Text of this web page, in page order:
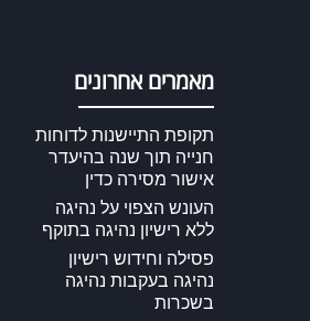
מאמרים אחרונים
תקופת התיישנות לדוחות
חנייה תוך שנה בהיעדר
אישור מסירה כדין
העונש הצפוי על נהיגה
ללא רישיון נהיגה בתוקף
פסילה וחידוש רישיון
נהיגה בעקבות נהיגה
בשכרות